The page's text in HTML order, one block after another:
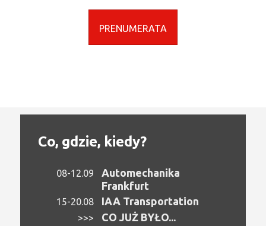
PRENUMERATA
Co, gdzie, kiedy?
08-12.09
Automechanika
Frankfurt
15-20.08 IAA Transportation
>>> CO JUŻ BYŁO...